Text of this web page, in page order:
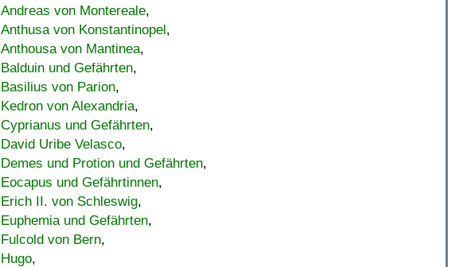
Andreas von Montereale,
Anthusa von Konstantinopel,
Anthousa von Mantinea,
Balduin und Gefährten,
Basilius von Parion,
Kedron von Alexandria,
Cyprianus und Gefährten,
David Uribe Velasco,
Demes und Protion und Gefährten,
Eocapus und Gefährtinnen,
Erich II. von Schleswig,
Euphemia und Gefährten,
Fulcold von Bern,
Hugo,